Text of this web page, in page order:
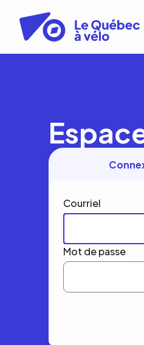
contenu
principal
Courriel
Mot de passe